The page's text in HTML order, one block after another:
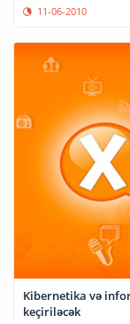
11-06-2010
Kibernetika və
keçiriləcək